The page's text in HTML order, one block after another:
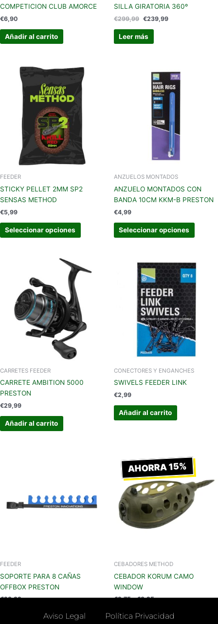
COMPETICION CLUB AMORCE
€6,90
Añadir al carrito
SILLA GIRATORIA 360º
€299,99 €239,99
Leer más
FEEDER
STICKY PELLET 2MM SP2
SENSAS METHOD
€5,99
Seleccionar opciones
Este
producto
tiene
variantes.
se
pueden
elegir
la
ANZUELOS MONTADOS
ANZUELO MONTADOS CON
BANDA 10CM KKM-B PRESTON
€4,99
Seleccionar opciones
la
página
CARRETES FEEDER
CARRETE AMBITION 5000
PRESTON
€29,99
Añadir al carrito
CONECTORES Y ENGANCHES
SWIVELS FEEDER LINK
€2,99
Añadir al carrito
FEEDER
SOPORTE PARA 8 CAÑAS
OFFBOX PRESTON
€23,99
Añadir al carrito
AHORRA 15%
CEBADORES METHOD
CEBADOR KORUM CAMO
WINDOW
€2,75 - €3,25
de
precios:
desde
€2,75
hasta
€3,25
Leer más
Aviso Legal Política Privacidad